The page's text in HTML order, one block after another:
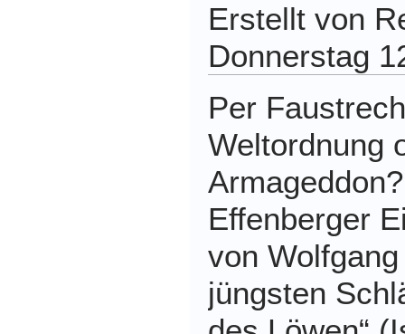
Erstellt von
Donnerstag
Per
Weltordnung
Effenberger
von
jüngsten